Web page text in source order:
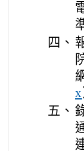
四、
x
五、